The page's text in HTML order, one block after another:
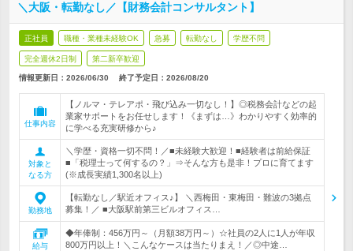
＼大阪・転勤なし／【財務会計コンサルタント】
正社員 職種・業種未経験OK 急募 転勤なし 学歴不問
完全週休2日制 第二新卒歓迎
情報更新日：2026/06/30 終了予定日： 2026/08/20
仕事内容
【ノルマ・テレアポ・飛び込み一切なし！】◎税務会計などの起
業家サポートをお任せします！《まずは…》わかりやすく効率的
に学べる充実研修から♪
対象と
なる方
＼学歴・資格一切不問！／■未経験大歓迎！■経験者は前給保証
■「税理士って何するの？」⇒そんな方も是非！プロに育てます
(※成長実績1,300名以上)
勤務地
【転勤なし／駅近オフィス♪】 ＼西梅田・東梅田・難波の3拠点
募集！／ ■大阪駅前第三ビルオフィス…
給与
◆年俸制：456万円～（月額38万円～）☆社員の2人に1人が年収
800万円以上！＼こんなケースは当たりまえ！／◎中途…